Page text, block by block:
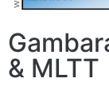
& MLTT